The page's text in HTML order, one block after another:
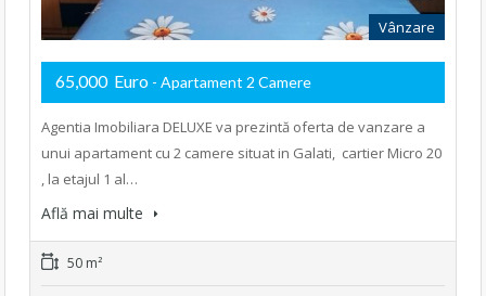
Vânzare
65,000 Euro - Apartament 2 Camere
Agentia Imobiliara DELUXE va prezintă oferta de vanzare a
unui apartament cu 2 camere situat in Galati, cartier Micro 20
, la etajul 1 al…
Află mai multe
50 m²